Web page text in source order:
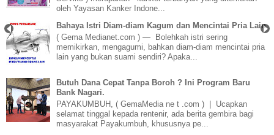
oleh Yayasan Kanker Indone...
Bahaya Istri Diam-diam Kagum dan Mencintai Pria Lain
( Gema Medianet.com ) — Bolehkah istri sering
memikirkan, mengagumi, bahkan diam-diam mencintai pria
lain yang bukan suami sendiri? Apaka...
Butuh Dana Cepat Tanpa Boroh ? Ini Program Baru
Bank Nagari.
PAYAKUMBUH, ( GemaMedia ne t .com ) | Ucapkan
selamat tinggal kepada rentenir, ada berita gembira bagi
masyarakat Payakumbuh, khususnya pe...